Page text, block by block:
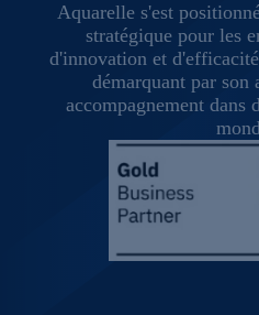
Aquarelle s'est
stratégique pour les
d'innovation et
démarquant par son
accompagnement dans